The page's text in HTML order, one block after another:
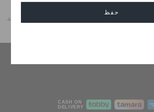
حفظ
على دفعات
أحصل على ما تحب اليوم وادفع على 4 دفعات بدون أي فوائد
JOIN CROCS CLUB & GET 15%
CASH ON
DELIVERY